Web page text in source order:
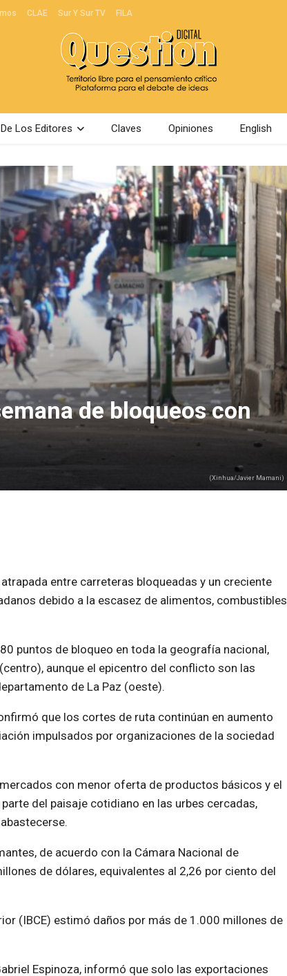
CLAE Sur Y Sur TV FILA
De Los Editores Claves Opiniones English
de bloqueos con
(Xinhua/Javier Mamani)
entre carreteras bloqueadas y un creciente
debido a la escasez de alimentos, combustibles
puntos de bloqueo en toda la geografía nacional,
aunque el epicentro del conflicto son las
de La Paz (oeste).
que los cortes de ruta continúan en aumento
impulsados por organizaciones de la sociedad
con menor oferta de productos básicos y el
del paisaje cotidiano en las urbes cercadas,
de acuerdo con la Cámara Nacional de
de dólares, equivalentes al 2,26 por ciento del
(IBCE) estimó daños por más de 1.000 millones de
Espinoza, informó que solo las exportaciones